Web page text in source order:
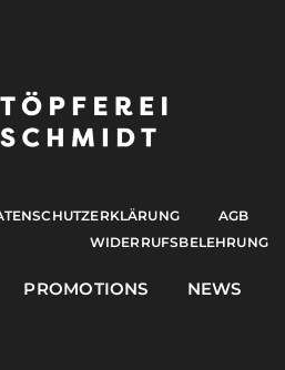
AGB
WIDERRUFSBELEHRUNG
PROMOTIONS NEWS